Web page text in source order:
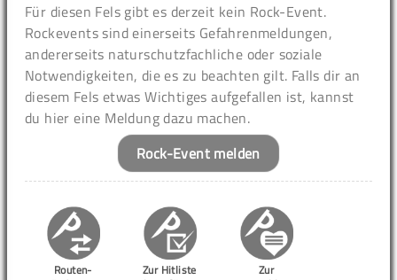
Für diesen Fels gibt es derzeit kein Rock-Event.
Rockevents sind einerseits Gefahrenmeldungen,
andererseits naturschutzfachliche oder soziale
Notwendigkeiten, die es zu beachten gilt. Falls dir an
diesem Fels etwas Wichtiges aufgefallen ist, kannst
du hier eine Meldung dazu machen.
Rock-Event melden
Routen-
Zur Hitliste
Zur